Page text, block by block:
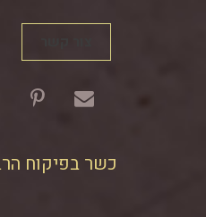
כשר בפיקוח